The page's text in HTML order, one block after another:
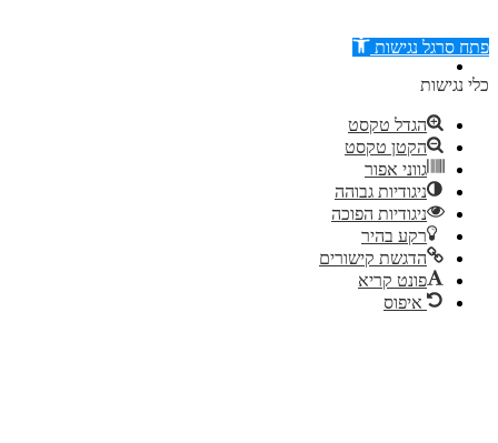
דילוג לתוכן
פתח סרגל נגישות
כלי נגישות
הגדל טקסט
הקטן טקסט
גווני אפור
ניגודיות גבוהה
ניגודיות הפוכה
רקע בהיר
הדגשת קישורים
פונט קריא
איפוס